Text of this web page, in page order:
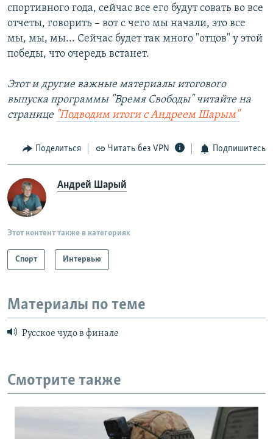
спортивного года, сейчас все его будут совать во все
отчеты, говорить – вот с чего мы начали, это все
мы, мы, мы... Сейчас будет так много "отцов" у этой
победы, что очередь встанет.
Этот и другие важные материалы итогового
выпуска программы "Время Свободы" читайте на
странице "Подводим итоги с Андреем Шарым"
Поделиться Читать без VPN Подпишитесь
Андрей Шарый
Этот контент также в категориях
Спорт Интервью
Материалы по теме
Русское чудо в финале
Смотрите также